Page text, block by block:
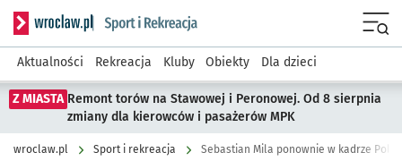
Serwis informacyjny wroclaw.pl podserwis: Sport i rekreacja
Aktualności Rekreacja Kluby Obiekty Dla dzieci
Z MIASTA Remont torów na Stawowej i Peronowej. Od 8 sierpnia
zmiany dla kierowców i pasażerów MPK
wroclaw.pl Sport i rekreacja Sebastian Mila ponownie w kadrze